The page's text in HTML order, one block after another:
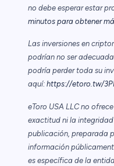
no debe esperar estar
minutos para obtener
Las inversiones en
podrían no ser
podría perder toda su
aquí: https://etoro.tw/
eToro USA LLC no
exactitud ni la
publicación, preparada
información
es específica de la